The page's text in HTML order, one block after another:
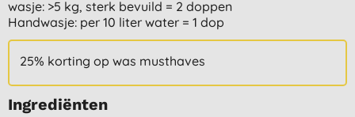
wasje: >5 kg, sterk bevuild = 2 doppen
Handwasje: per 10 liter water = 1 dop
25% korting op was musthaves
Ingrediënten